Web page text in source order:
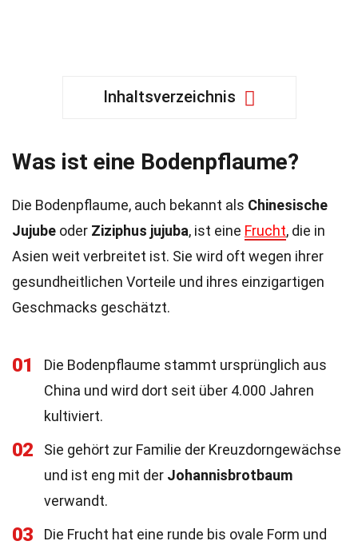
Inhaltsverzeichnis
Was ist eine Bodenpflaume?
Die Bodenpflaume, auch bekannt als Chinesische
Jujube oder Ziziphus jujuba, ist eine Frucht, die in
Asien weit verbreitet ist. Sie wird oft wegen ihrer
gesundheitlichen Vorteile und ihres einzigartigen
Geschmacks geschätzt.
01
Die Bodenpflaume stammt ursprünglich aus
China und wird dort seit über 4.000 Jahren
kultiviert.
02
Sie gehört zur Familie der Kreuzdorngewächse
und ist eng mit der Johannisbrotbaum
verwandt.
03
Die Frucht hat eine runde bis ovale Form und